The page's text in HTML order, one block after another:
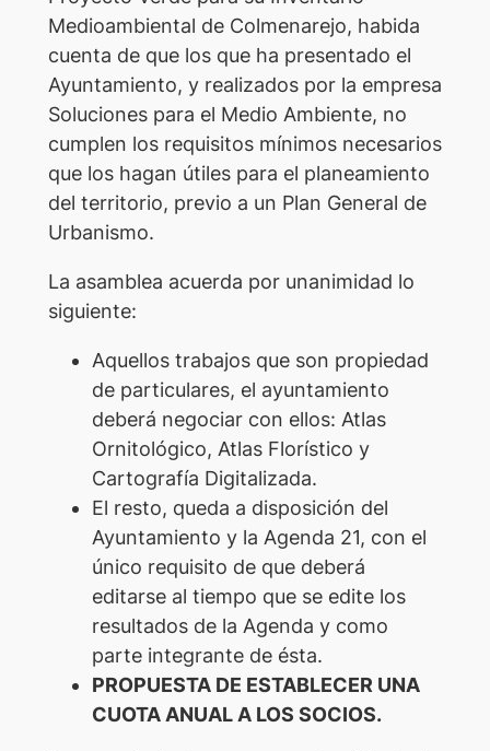
Medioambiental de Colmenarejo, habida
cuenta de que los que ha presentado el
Ayuntamiento, y realizados por la empresa
Soluciones para el Medio Ambiente, no
cumplen los requisitos mínimos necesarios
que los hagan útiles para el planeamiento
del territorio, previo a un Plan General de
Urbanismo.
La asamblea acuerda por unanimidad lo
siguiente:
Aquellos trabajos que son propiedad
de particulares, el ayuntamiento
deberá negociar con ellos: Atlas
Ornitológico, Atlas Florístico y
Cartografía Digitalizada.
El resto, queda a disposición del
Ayuntamiento y la Agenda 21, con el
único requisito de que deberá
editarse al tiempo que se edite los
resultados de la Agenda y como
parte integrante de ésta.
PROPUESTA DE ESTABLECER UNA
CUOTA ANUAL A LOS SOCIOS.